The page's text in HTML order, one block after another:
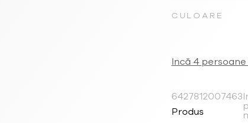
CULOARE
Incă 4
6427812007463
Produs